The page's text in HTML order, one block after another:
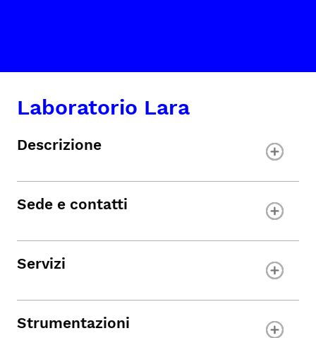
Laboratorio Lara
Descrizione
Sede e contatti
Servizi
Strumentazioni